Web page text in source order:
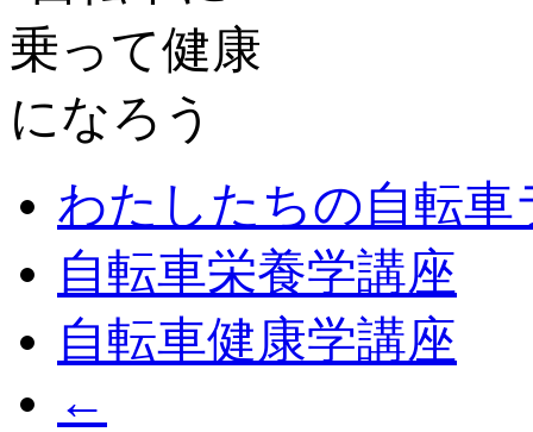
わたしたちの自転車
自転車栄養学講座
自転車健康学講座
←